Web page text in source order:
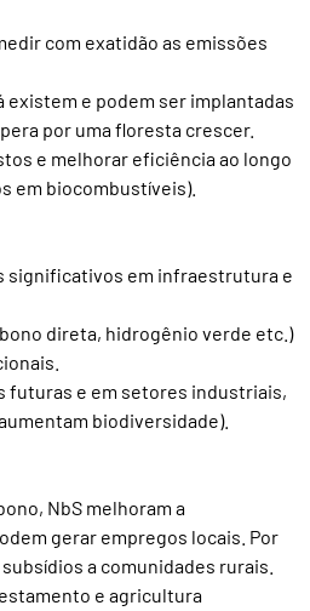
com exatidão as emissões
e podem ser implantadas
por uma floresta crescer.
e melhorar eficiência ao longo
em biocombustíveis).
significativos em infraestrutura e
direta, hidrogênio verde etc.)
futuras e em setores industriais,
biodiversidade).
NbS melhoram a
gerar empregos locais. Por
a comunidades rurais.
e agricultura